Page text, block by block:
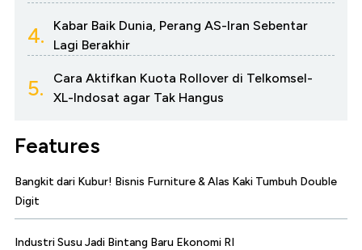
4.
Kabar Baik Dunia, Perang AS-Iran Sebentar
Lagi Berakhir
5.
Cara Aktifkan Kuota Rollover di Telkomsel-
XL-Indosat agar Tak Hangus
Features
Bangkit dari Kubur! Bisnis Furniture & Alas Kaki Tumbuh Double
Digit
Industri Susu Jadi Bintang Baru Ekonomi RI